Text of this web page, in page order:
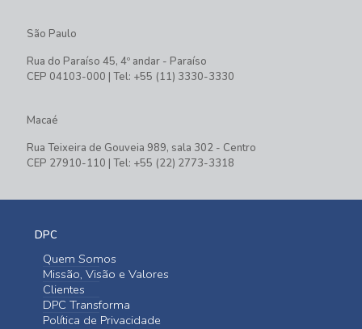
São Paulo
Rua do Paraíso 45, 4º andar - Paraíso
CEP 04103-000 | Tel: +55 (11) 3330-3330
Macaé
Rua Teixeira de Gouveia 989, sala 302 - Centro
CEP 27910-110 | Tel: +55 (22) 2773-3318
DPC
Quem Somos
Missão, Visão e Valores
Clientes
DPC Transforma
Política de Privacidade